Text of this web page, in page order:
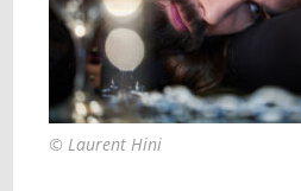
© Laurent Hini